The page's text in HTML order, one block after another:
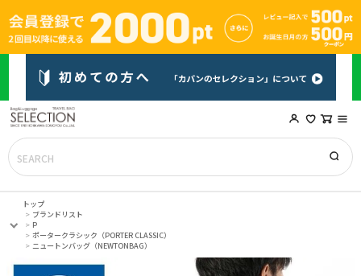
トップ
ブランドリスト
P
ポータークラシック（PORTER CLASSIC）
ニュートンバッグ（NEWTONBAG）